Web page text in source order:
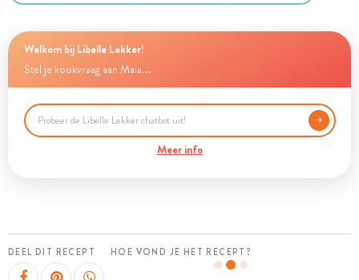
Welkom bij Libelle Lekker!
Stel je kookvraag aan Maia...
Meer info
DEEL DIT RECEPT HOE VOND JE HET RECEPT?